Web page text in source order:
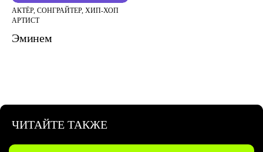
АКТЁР, СОНГРАЙТЕР, ХИП-ХОП
АРТИСТ
Эминем
ЧИТАЙТЕ ТАКЖЕ